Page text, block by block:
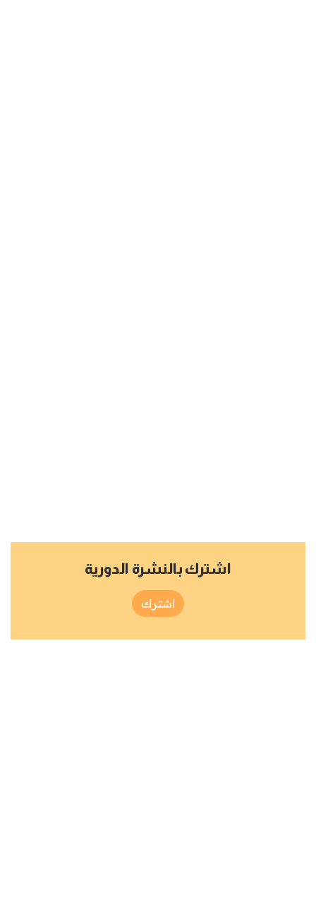
اشترك بالنشرة الدورية
اشترك